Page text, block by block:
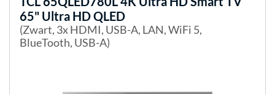
65" Ultra HD QLED
(Zwart, 3x HDMI, USB-A, LAN, WiFi 5,
BlueTooth, USB-A)